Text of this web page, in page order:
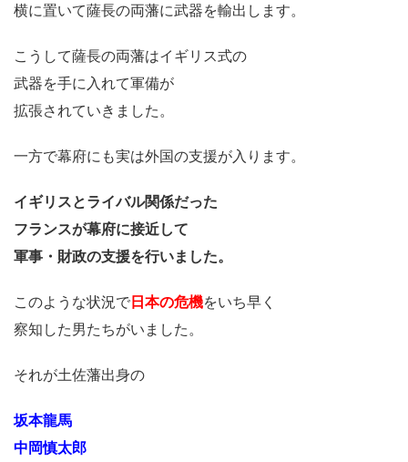
横に置いて薩長の両藩に武器を輸出します。
こうして薩長の両藩はイギリス式の
武器を手に入れて軍備が
拡張されていきました。
一方で幕府にも実は外国の支援が入ります。
イギリスとライバル関係だった
フランスが幕府に接近して
軍事・財政の支援を行いました。
このような状況で日本の危機をいち早く
察知した男たちがいました。
それが土佐藩出身の
坂本龍馬
中岡慎太郎